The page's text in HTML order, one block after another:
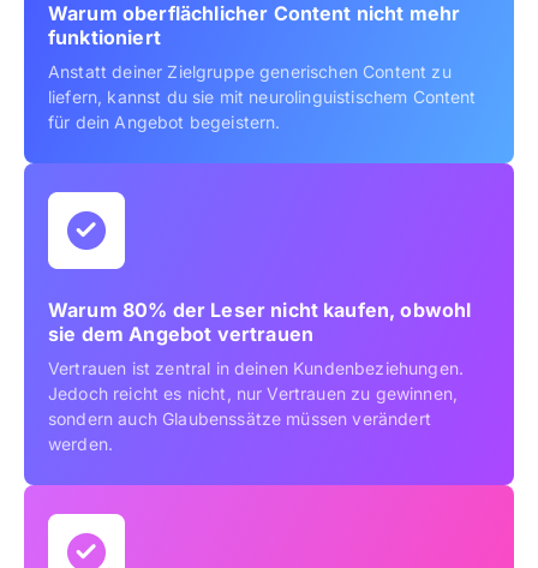
Warum oberflächlicher Content nicht mehr
funktioniert
Anstatt deiner Zielgruppe generischen Content zu
liefern, kannst du sie mit neurolinguistischem Content
für dein Angebot begeistern.
Warum 80% der Leser nicht kaufen, obwohl
sie dem Angebot vertrauen
Vertrauen ist zentral in deinen Kundenbeziehungen.
Jedoch reicht es nicht, nur Vertrauen zu gewinnen,
sondern auch Glaubenssätze müssen verändert
werden.